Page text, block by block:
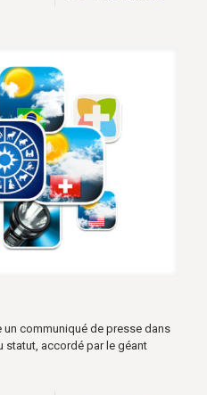
un communiqué de presse dans
statut, accordé par le géant